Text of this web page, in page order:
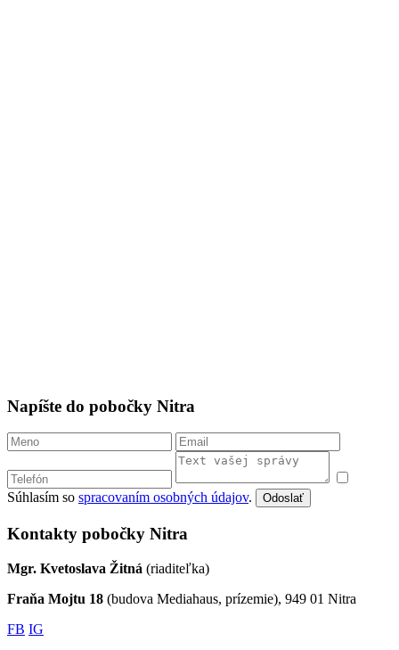
Napíšte do pobočky Nitra
Súhlasím so spracovaním osobných údajov. Odoslať
Kontakty pobočky Nitra
Mgr. Kvetoslava Žitná (riaditeľka)
Fraňa Mojtu 18 (budova Mediahaus, prízemie), 949 01 Nitra
FB IG